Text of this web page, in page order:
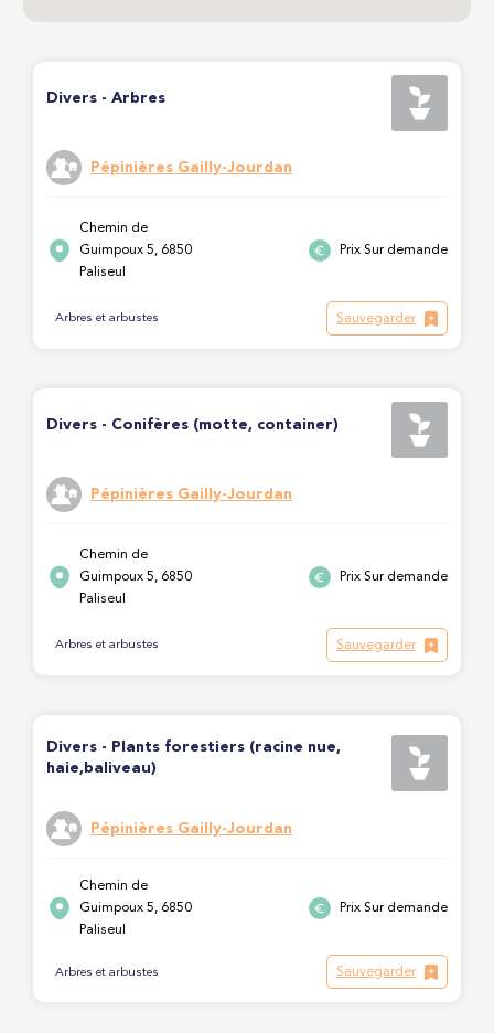
Divers - Arbres
Pépinières Gailly-Jourdan
Chemin de
Guimpoux 5, 6850
Paliseul
Prix Sur demande
Arbres et arbustes Sauvegarder
Divers - Conifères (motte, container)
Pépinières Gailly-Jourdan
Chemin de
Guimpoux 5, 6850
Paliseul
Prix Sur demande
Arbres et arbustes Sauvegarder
Divers - Plants forestiers (racine nue,
haie,baliveau)
Pépinières Gailly-Jourdan
Chemin de
Guimpoux 5, 6850
Paliseul
Prix Sur demande
Arbres et arbustes Sauvegarder